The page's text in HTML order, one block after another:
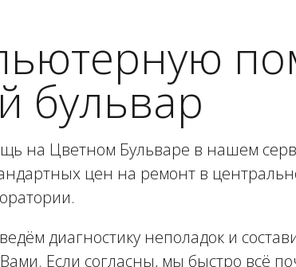
бульвар
на Цветном Бульваре в нашем
цен на ремонт в
диагностику неполадок и
Если согласны, мы быстро всё